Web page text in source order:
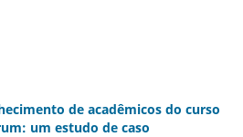
de acadêmicos do curso
um estudo de caso